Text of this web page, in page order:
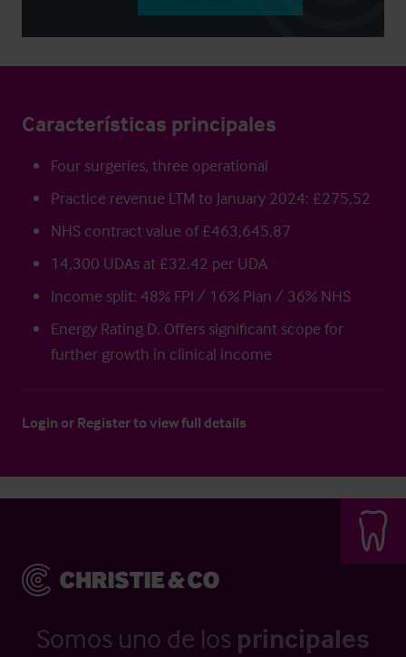
Características principales
Four surgeries, three operational
Practice revenue LTM to January 2024: £275,52
NHS contract value of £463,645.87
14,300 UDAs at £32.42 per UDA
Income split: 48% FPI / 16% Plan / 36% NHS
Energy Rating D. Offers significant scope for
further growth in clinical income
Login or Registerto view full details
Somos uno de los principales